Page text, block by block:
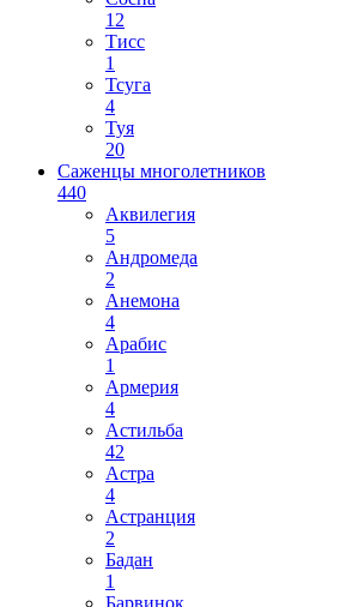
12
Тисс
1
Тсуга
4
Туя
20
Саженцы многолетников
440
Аквилегия
5
Андромеда
2
Анемона
4
Арабис
1
Армерия
4
Астильба
42
Астра
4
Астранция
2
Бадан
1
Барвинок